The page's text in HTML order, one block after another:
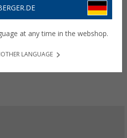
at any time in the webshop.
LANGUAGE